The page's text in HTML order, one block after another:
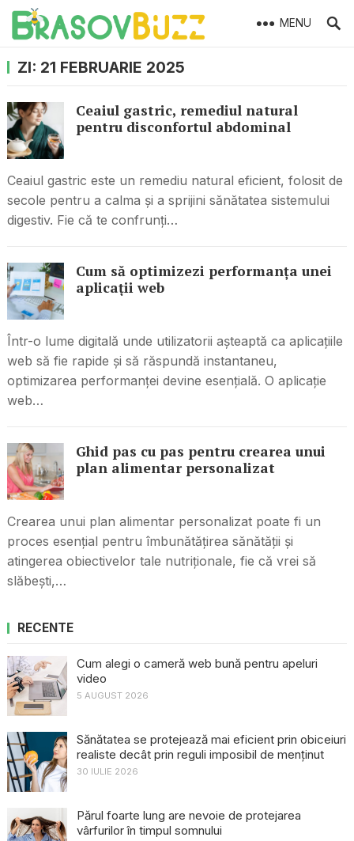
MENU
ZI: 21 FEBRUARIE 2025
Ceaiul gastric, remediul natural
pentru disconfortul abdominal
Ceaiul gastric este un remediu natural eficient, folosit de
secole pentru a calma și a sprijini sănătatea sistemului
digestiv. Fie că te confrunți…
Cum să optimizezi performanța unei
aplicații web
Într-o lume digitală unde utilizatorii așteaptă ca aplicațiile
web să fie rapide și să răspundă instantaneu,
optimizarea performanței devine esențială. O aplicație
web…
Ghid pas cu pas pentru crearea unui
plan alimentar personalizat
Crearea unui plan alimentar personalizat poate fi un
proces esențial pentru îmbunătățirea sănătății și
atingerea obiectivelor tale nutriționale, fie că vrei să
slăbești,…
RECENTE
Cum alegi o cameră web bună pentru apeluri
video
5 AUGUST 2026
Sănătatea se protejează mai eficient prin obiceiuri
realiste decât prin reguli imposibil de menținut
30 IULIE 2026
Părul foarte lung are nevoie de protejarea
vârfurilor în timpul somnului